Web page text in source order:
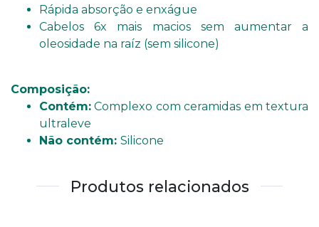
Rápida absorção e enxágue
Cabelos 6x mais macios sem aumentar a
oleosidade na raíz (sem silicone)
Composição:
Contém: Complexo com ceramidas em textura
ultraleve
Não contém: Silicone
Produtos relacionados